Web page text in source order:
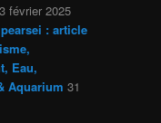
3 février 2025
: article
Eau,
Aquarium 31